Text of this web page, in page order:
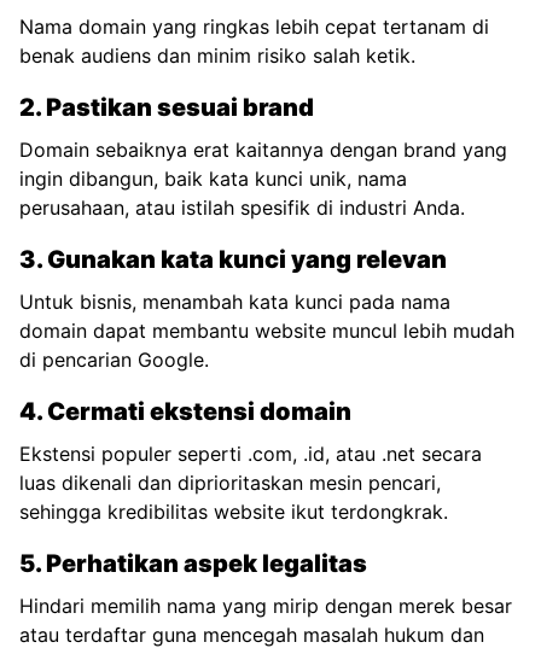
Nama domain yang ringkas lebih cepat tertanam di
benak audiens dan minim risiko salah ketik.
2. Pastikan sesuai brand
Domain sebaiknya erat kaitannya dengan brand yang
ingin dibangun, baik kata kunci unik, nama
perusahaan, atau istilah spesifik di industri Anda.
3. Gunakan kata kunci yang relevan
Untuk bisnis, menambah kata kunci pada nama
domain dapat membantu website muncul lebih mudah
di pencarian Google.
4. Cermati ekstensi domain
Ekstensi populer seperti .com, .id, atau .net secara
luas dikenali dan diprioritaskan mesin pencari,
sehingga kredibilitas website ikut terdongkrak.
5. Perhatikan aspek legalitas
Hindari memilih nama yang mirip dengan merek besar
atau terdaftar guna mencegah masalah hukum dan